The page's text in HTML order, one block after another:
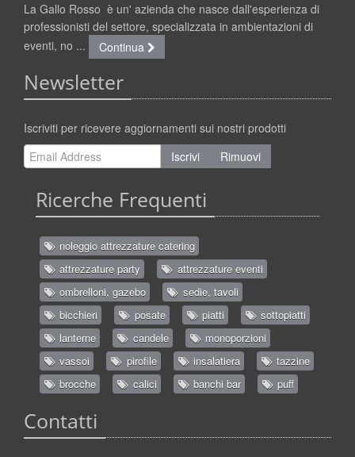
La Gallo Rosso è un' azienda che nasce dall'esperienza di
professionisti del settore, specializzata in ambientazioni di
eventi, no ...
Continua
Newsletter
Iscriviti per ricevere aggiornamenti sui nostri prodotti
Iscrivi
Rimuovi
Ricerche Frequenti
noleggio attrezzature catering
attrezzature party
attrezzature eventi
ombrelloni, gazebo
sedie, tavoli
bicchieri
posate piatti
sottopiatti
lanterne
candele
monoporzioni
vassoi
pirofile insalatiera
tazzine
brocche
calici banchi bar puff
Contatti